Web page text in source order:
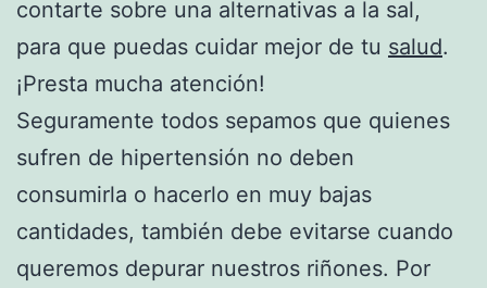
contarte sobre una alternativas a la sal,
para que puedas cuidar mejor de tu salud.
¡Presta mucha atención!
Seguramente todos sepamos que quienes
sufren de hipertensión no deben
consumirla o hacerlo en muy bajas
cantidades, también debe evitarse cuando
queremos depurar nuestros riñones. Por